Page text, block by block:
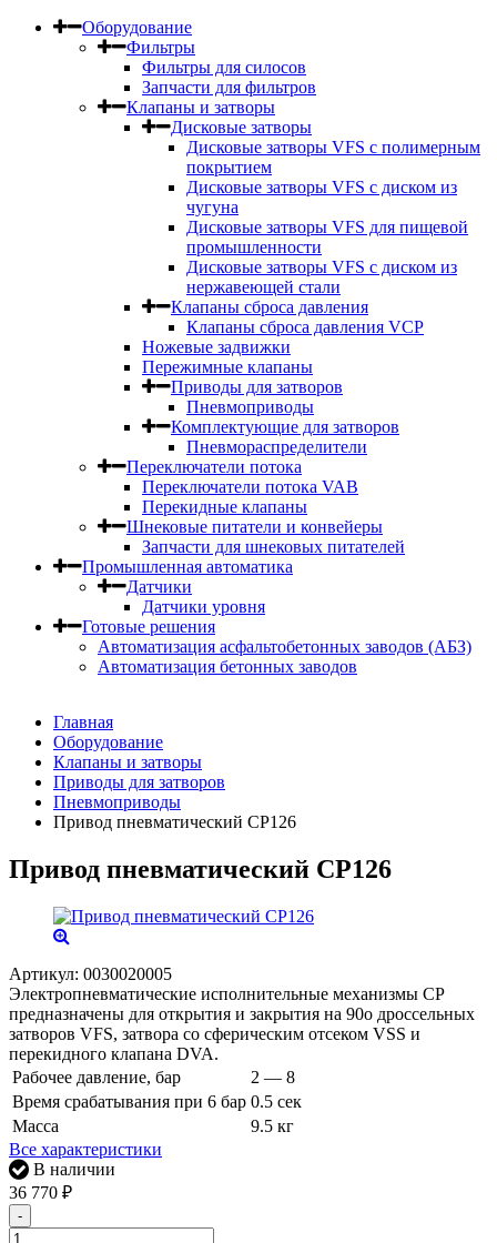
Оборудование
Фильтры
Фильтры для силосов
Запчасти для фильтров
Клапаны и затворы
Дисковые затворы
Дисковые затворы VFS c полимерным
покрытием
Дисковые затворы VFS с диском из
чугуна
Дисковые затворы VFS для пищевой
промышленности
Дисковые затворы VFS с диском из
нержавеющей стали
Клапаны сброса давления
Клапаны сброса давления VCP
Ножевые задвижки
Пережимные клапаны
Приводы для затворов
Пневмоприводы
Комплектующие для затворов
Пневмораспределители
Переключатели потока
Переключатели потока VAB
Перекидные клапаны
Шнековые питатели и конвейеры
Запчасти для шнековых питателей
Промышленная автоматика
Датчики
Датчики уровня
Готовые решения
Автоматизация асфальтобетонных заводов (АБЗ)
Автоматизация бетонных заводов
Главная
Оборудование
Клапаны и затворы
Приводы для затворов
Пневмоприводы
Привод пневматический CP126
Привод пневматический CP126
Артикул: 0030020005
Электропневматические исполнительные механизмы СР
предназначены для открытия и закрытия на 90о дроссельных
затворов VFS, затвора со сферическим отсеком VSS и
перекидного клапана DVA.
Рабочее давление, бар
2 — 8
Время срабатывания при 6 бар 0.5 сек
Масса
9.5 кг
Все характеристики
В наличии
36 770 ₽
-